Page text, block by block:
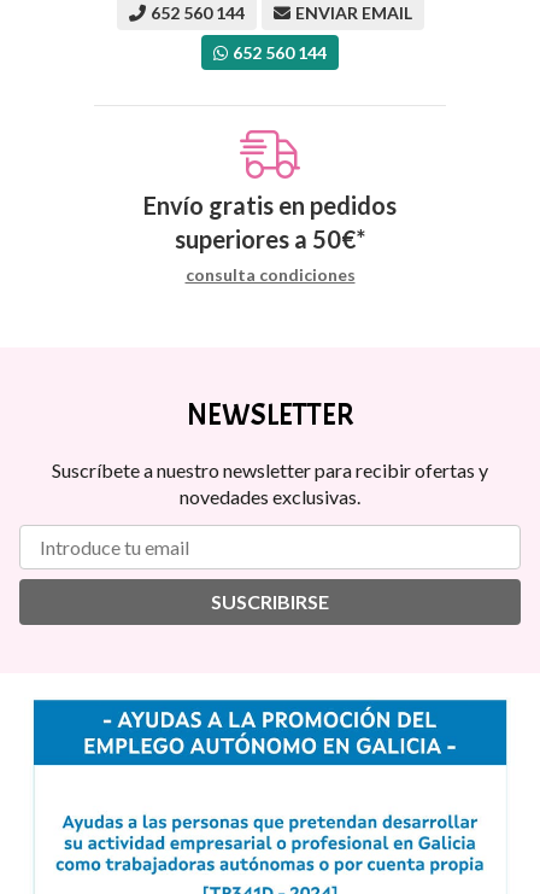
652 560 144
ENVIAR EMAIL
652 560 144
Envío gratis en pedidos
superiores a 50€*
consulta condiciones
NEWSLETTER
Suscríbete a nuestro newsletter para recibir ofertas y
novedades exclusivas.
SUSCRIBIRSE